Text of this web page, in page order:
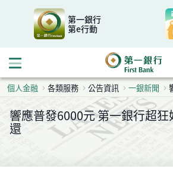
第一銀行
第e行動
開啟行動選單
個人金融 各類服務 公告資訊 一銀新聞
響應普發6000元 第一銀行超
還